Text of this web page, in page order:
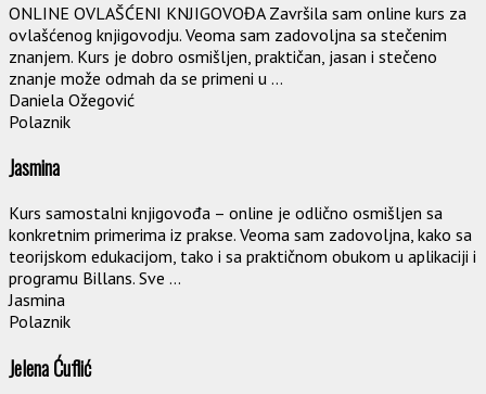
ONLINE OVLAŠĆENI KNJIGOVOĐA Završila sam online kurs za
ovlašćenog knjigovodju. Veoma sam zadovoljna sa stečenim
znanjem. Kurs je dobro osmišljen, praktičan, jasan i stečeno
znanje može odmah da se primeni u ...
Daniela Ožegović
Polaznik
Jasmina
Kurs samostalni knjigovođa – online je odlično osmišljen sa
konkretnim primerima iz prakse. Veoma sam zadovoljna, kako sa
teorijskom edukacijom, tako i sa praktičnom obukom u aplikaciji i
programu Billans. Sve ...
Jasmina
Polaznik
Jelena Ćuflić